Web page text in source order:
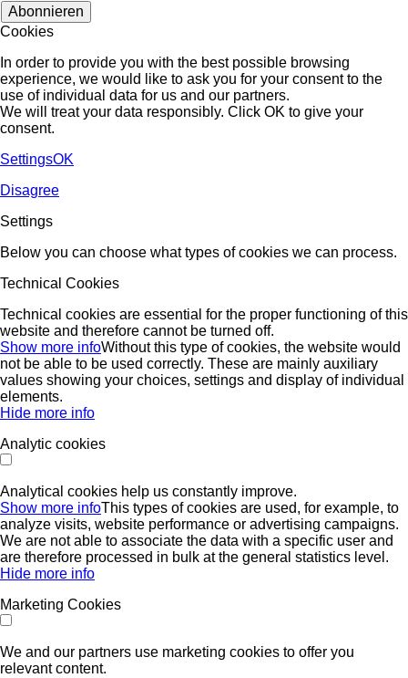
Cookies
In order to provide you with the best possible browsing
experience, we would like to ask you for your consent to the
use of individual data for us and our partners.
We will treat your data responsibly. Click OK to give your
consent.
SettingsOK
Disagree
Settings
Below you can choose what types of cookies we can process.
Technical Cookies
Technical cookies are essential for the proper functioning of this
website and therefore cannot be turned off.
Show more infoWithout this type of cookies, the website would
not be able to be used correctly. These are mainly auxiliary
values ​​showing your choices, settings and display of individual
elements.
Hide more info
Analytic cookies
Analytical cookies help us constantly improve.
Show more infoThis types of cookies are used, for example, to
analyze visits, website performance or advertising campaigns.
We are not able to associate the data with a specific user and
are therefore processed in bulk at the general statistics level.
Hide more info
Marketing Cookies
We and our partners use marketing cookies to offer you
relevant content.